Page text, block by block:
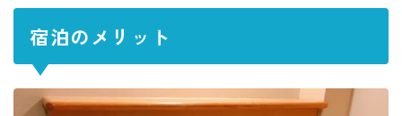
宿泊のメリット